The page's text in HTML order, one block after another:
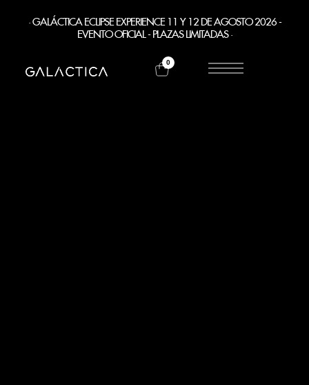
· GALÁCTICA ECLIPSE EXPERIENCE 11 Y 12 DE AGOSTO 2026 -
EVENTO OFICIAL - PLAZAS LIMITADAS ·
0